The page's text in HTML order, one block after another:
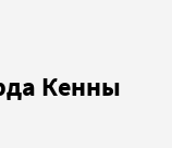
Кенны